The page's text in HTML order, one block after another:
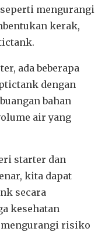
mengurangi
kerak,
ada beberapa
dengan
bahan
air yang
starter dan
kita dapat
secara
kesehatan
risiko